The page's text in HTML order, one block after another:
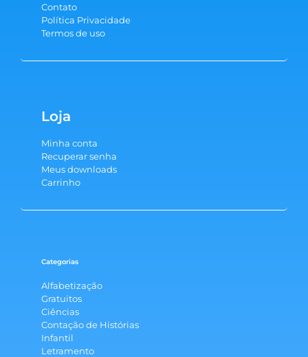
Contato
Política Privacidade
Termos de uso
Loja
Minha conta
Recuperar senha
Meus downloads
Carrinho
Categorias
Alfabetização
Gratuitos
Ciências
Contação de Histórias
Infantil
Letramento